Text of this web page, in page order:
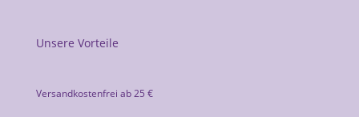
Unsere Vorteile
Versandkostenfrei ab 25 €